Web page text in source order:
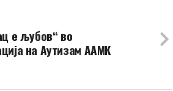
е љубов“ во
на Аутизам ААМК